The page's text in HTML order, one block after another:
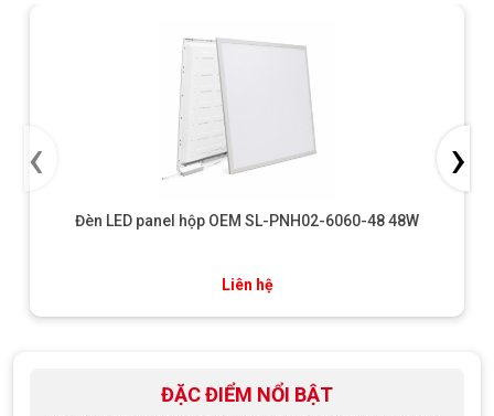
Đèn LED panel hộp OEM SL-PNH02-6060-48 48W
Liên hệ
‹ ›
ĐẶC ĐIỂM NỔI BẬT